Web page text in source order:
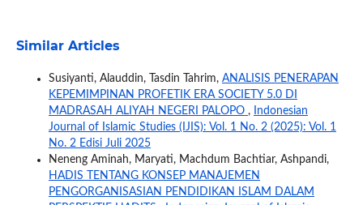
Similar Articles
Susiyanti, Alauddin, Tasdin Tahrim, ANALISIS PENERAPAN
KEPEMIMPINAN PROFETIK ERA SOCIETY 5.0 DI
MADRASAH ALIYAH NEGERI PALOPO ,
Indonesian
Journal of Islamic Studies (IJIS): Vol. 1 No. 2 (2025): Vol. 1
No. 2 Edisi Juli 2025
Neneng Aminah, Maryati, Machdum Bachtiar, Ashpandi,
HADIS TENTANG KONSEP MANAJEMEN
PENGORGANISASIAN PENDIDIKAN ISLAM DALAM